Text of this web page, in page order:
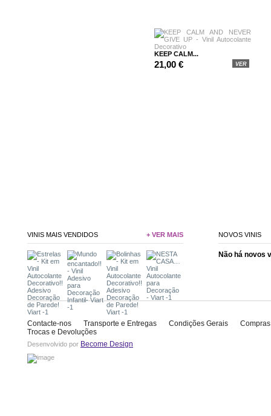
KEEP CALM...
21,00 € VER
VINIS MAIS VENDIDOS + VER MAIS NOVOS VINIS
Não há novos
Contacte-nos Transporte e Entregas Condições Gerais
Trocas e Devoluções
Desenvolvido por Become Design